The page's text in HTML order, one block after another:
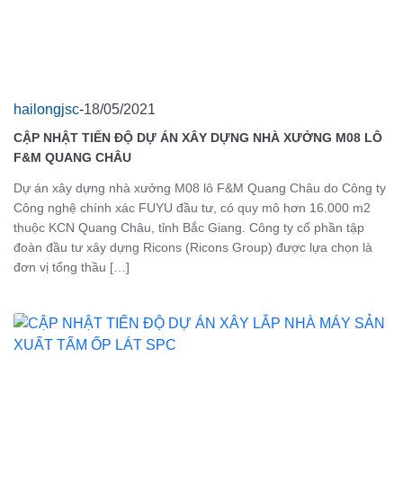
hailongjsc-18/05/2021
CẬP NHẬT TIẾN ĐỘ DỰ ÁN XÂY DỰNG NHÀ XƯỞNG M08 LÔ
F&M QUANG CHÂU
Dự án xây dựng nhà xưởng M08 lô F&M Quang Châu do Công ty
Công nghệ chính xác FUYU đầu tư, có quy mô hơn 16.000 m2
thuộc KCN Quang Châu, tỉnh Bắc Giang. Công ty cổ phần tập
đoàn đầu tư xây dựng Ricons (Ricons Group) được lựa chọn là
đơn vị tổng thầu […]